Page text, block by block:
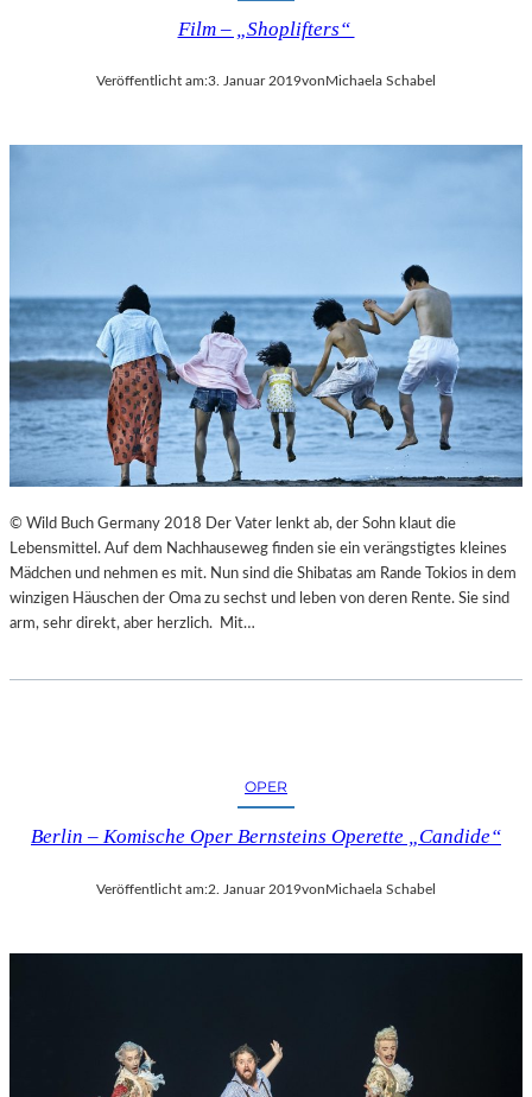
Film – „Shoplifters“
Veröffentlicht am:3. Januar 2019von Michaela Schabel
© Wild Buch Germany 2018 Der Vater lenkt ab, der Sohn klaut die
Lebensmittel. Auf dem Nachhauseweg finden sie ein verängstigtes kleines
Mädchen und nehmen es mit. Nun sind die Shibatas am Rande Tokios in dem
winzigen Häuschen der Oma zu sechst und leben von deren Rente. Sie sind
arm, sehr direkt, aber herzlich. Mit…
OPER
Berlin – Komische Oper Bernsteins Operette „Candide“
Veröffentlicht am:2. Januar 2019vonMichaela Schabel